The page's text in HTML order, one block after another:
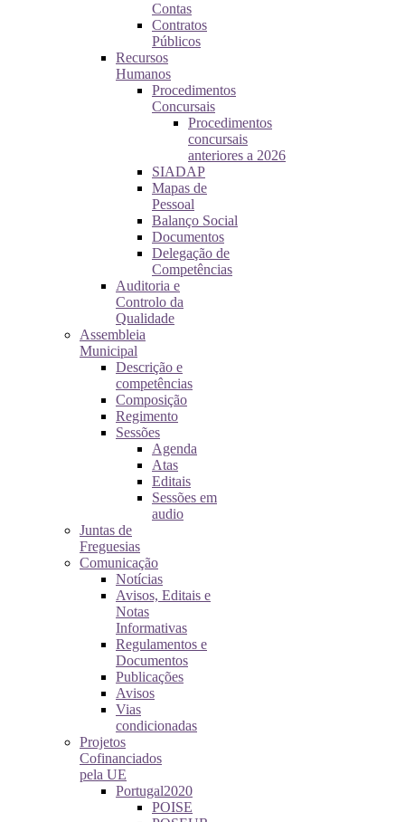
Contas
Contratos
Públicos
Recursos
Humanos
Procedimentos
Concursais
Procedimentos
concursais
anteriores a 2026
SIADAP
Mapas de
Pessoal
Balanço Social
Documentos
Delegação de
Competências
Auditoria e
Controlo da
Qualidade
Assembleia
Municipal
Descrição e
competências
Composição
Regimento
Sessões
Agenda
Atas
Editais
Sessões em
audio
Juntas de
Freguesias
Comunicação
Notícias
Avisos, Editais e
Notas
Informativas
Regulamentos e
Documentos
Publicações
Avisos
Vias
condicionadas
Projetos
Cofinanciados
pela UE
Portugal2020
POISE